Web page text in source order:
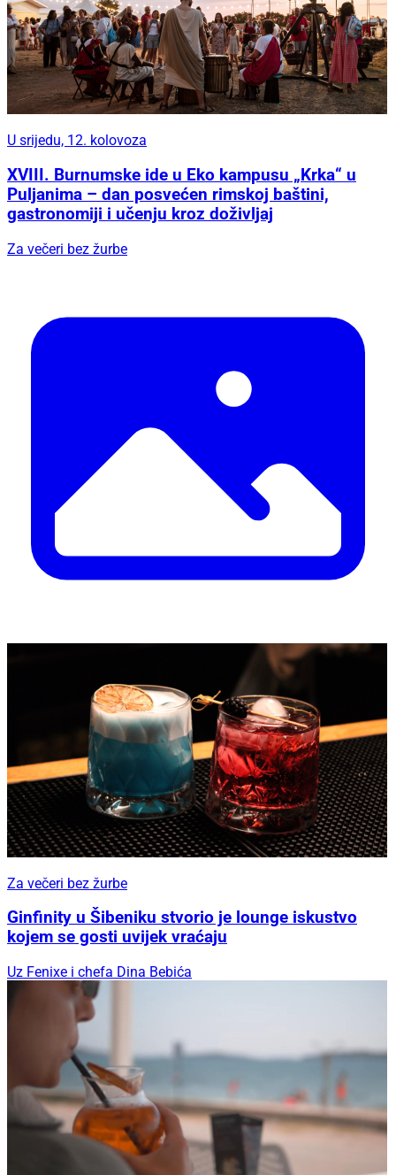
U srijedu, 12. kolovoza
XVIII. Burnumske ide u Eko kampusu „Krka“ u
Puljanima – dan posvećen rimskoj baštini,
gastronomiji i učenju kroz doživljaj
Za večeri bez žurbe
Za večeri bez žurbe
Ginfinity u Šibeniku stvorio je lounge iskustvo
kojem se gosti uvijek vraćaju
Uz Fenixe i chefa Dina Bebića